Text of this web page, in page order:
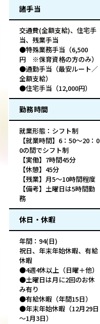
諸手当
交通費(全額支給)、住宅手
当、残業手当
●特殊業務手当（6,500
円 ※保育資格の方のみ）
●通勤手当（最安ルート／
全額支給）
●住宅手当（12,000円）
勤務時間
就業形態：シフト制
【就業時間】6：50～20：0
0の間でシフト制
【実働】7時間45分
【休憩】45分
【残業】月5～10時間程度
【備考】土曜日は5時間勤
務
休日・休暇
年間：94(日)
祝日、年末年始休暇、有給
休暇
●4週4休以上（日曜＋他）
●土曜日は月に2回のお休
み有り
●有給休暇（年間15日）
●年末年始休暇（12月29日
～1月3日）